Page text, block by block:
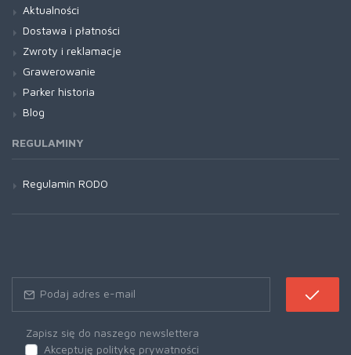
Aktualności
Dostawa i płatności
Zwroty i reklamacje
Grawerowanie
Parker historia
Blog
REGULAMINY
Regulamin RODO
Zapisz się do naszego newslettera
Akceptuję politykę prywatności